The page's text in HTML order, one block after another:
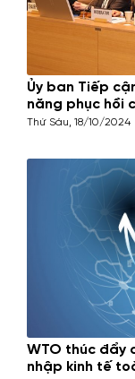
Ủy ban Tiếp
năng phục hồi
Thứ Sáu, 18/10/2024
WTO thúc đẩy
nhập kinh tế